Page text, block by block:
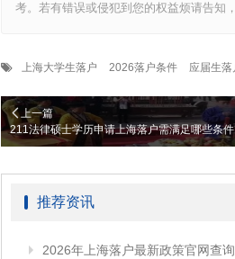
考。若有错误或侵犯到您的权益烦请告知
上海大学生落户 2026落户条件 应届生
上一篇
211法律硕士学历申请上海落户需满足哪些条件
推荐资讯
2026年上海落户最新政策官网查